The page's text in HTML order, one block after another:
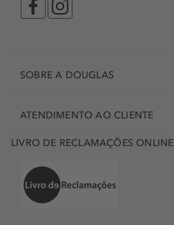
SOBRE A DOUGLAS
ATENDIMENTO AO CLIENTE
LIVRO DE RECLAMAÇÕES ONLINE